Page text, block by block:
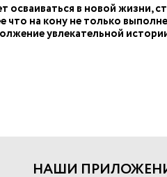
в новой жизни,
на кону не только
увлекательной
НАШИ